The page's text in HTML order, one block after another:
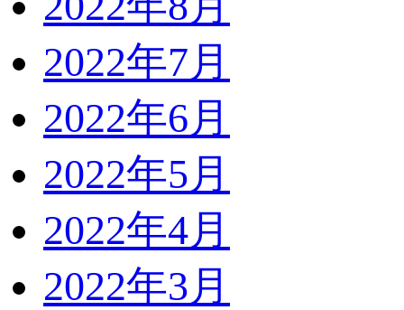
2022年7月
2022年6月
2022年5月
2022年4月
2022年3月